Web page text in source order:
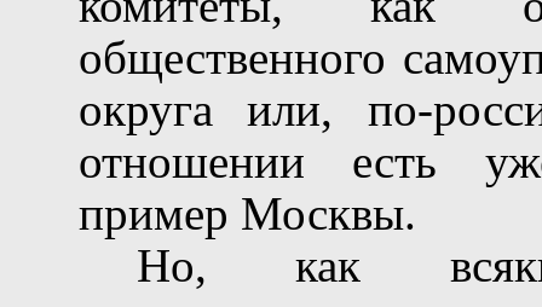
общественного
округа или, по-
отношении есть
пример Москвы.
Но, как